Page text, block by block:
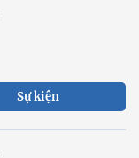
Sự kiện